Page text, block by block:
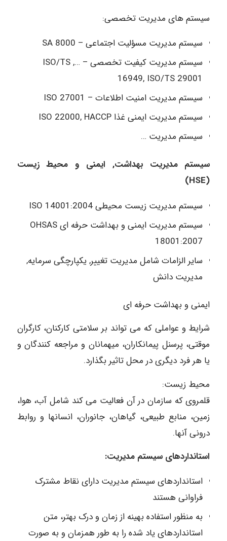
سیستم های مدیریت تخصصی:
سیستم مدیریت مسؤلیت اجتماعی – SA 8000
سیستم مدیریت کیفیت تخصصی – …, ISO/TS
16949, ISO/TS 29001
سیستم مدیریت امنیت اطلاعات – ISO 27001
سیستم مدیریت ایمنی غذا ISO 22000, HACCP
سیستم مدیریت …
سیستم مدیریت بهداشت, ایمنی و محیط زیست
(HSE)
سیستم مدیریت زیست محیطی ISO 14001:2004
سیستم مدیریت ایمنی و بهداشت حرفه ای OHSAS
18001:2007
سایر الزامات شامل مدیریت تغییر, یکپارچگی سرمایه,
مدیریت دانش
ایمنی و بهداشت حرفه ای
شرایط و عواملی که می تواند بر سلامتی کارکنان، کارگران
موقتی، پرسنل پیمانکاران، میهمانان و مراجعه کنندگان و
یا هر فرد دیگری در محل تاثیر بگذارد.
محیط زیست:
قلمروی که سازمان در آن فعالیت می کند شامل آب، هوا،
زمین، منابع طبیعی، گیاهان، جانوران، انسانها و روابط
درونی آنها.
استانداردهای سیستم مدیریت:
استانداردهای سیستم مدیریت دارای نقاط مشترک
فراوانی هستند
به منظور استفاده بهینه از زمان و درک بهتر، متن
استانداردهای یاد شده را به طور همزمان و به صورت